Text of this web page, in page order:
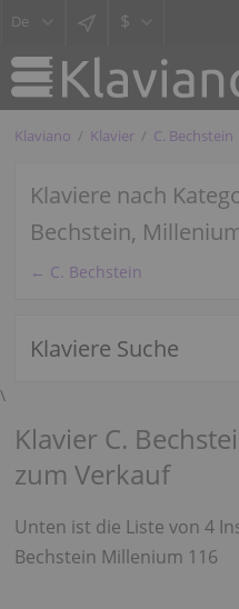
$
Klaviano Klavier C. Bechstein
Klaviere nach
Bechstein,
← C. Bechstein
Klaviere Suche
\
Klavier C.
zum Verkauf
Unten ist die Liste von 4
Bechstein Millenium 116